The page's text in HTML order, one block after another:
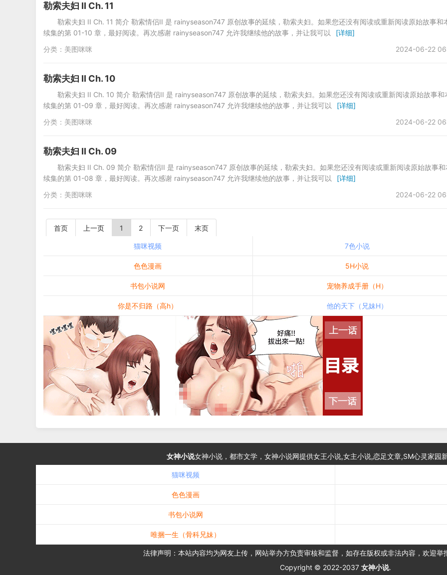
勒索夫妇 II Ch. 11
勒索夫妇 II Ch. 11 简介 勒索情侣II 是 rainyseason747 原创故事的延续，勒索夫妇。如果您还没有阅读或重新阅读原始故事和
续集的第 01-10 章，最好阅读。再次感谢 rainyseason747 允许我继续他的故事，并让我可以
[详细]
2024-06-22
分类： 美图咪咪
勒索夫妇 II Ch. 10
勒索夫妇 II Ch. 10 简介 勒索情侣II 是 rainyseason747 原创故事的延续，勒索夫妇。如果您还没有阅读或重新阅读原始故事和
续集的第 01-09 章，最好阅读。再次感谢 rainyseason747 允许我继续他的故事，并让我可以
[详细]
2024-06-22
分类： 美图咪咪
勒索夫妇 II Ch. 09
勒索夫妇 II Ch. 09 简介 勒索情侣II 是 rainyseason747 原创故事的延续，勒索夫妇。如果您还没有阅读或重新阅读原始故事和
续集的第 01-08 章，最好阅读。再次感谢 rainyseason747 允许我继续他的故事，并让我可以
[详细]
2024-06-22
分类： 美图咪咪
首页 上一页 1 2 下一页 末页
猫咪视频 7色小说
色色漫画 5H小说
书包小说网 宠物养成手册（H）
你是不归路（高h） 他的天下（兄妹H）
女神小说女神小说，都市文学，女神小说网提供女王小说,女主小说,恋足文章,SM心灵家园
猫咪视频
色色漫画
书包小说网
唯捆一生（骨科兄妹）
法律声明：本站内容均为网友上传，网站举办方负责审核和监督，如存在版权或非法内容，欢迎举
Copyright © 2022-2037 女神小说.